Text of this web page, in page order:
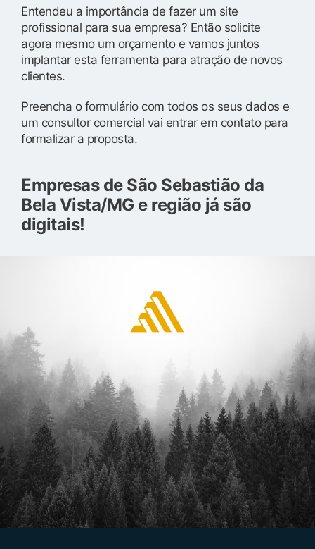
Entendeu a importância de fazer um site
profissional para sua empresa? Então solicite
agora mesmo um orçamento e vamos juntos
implantar esta ferramenta para atração de novos
clientes.
Preencha o formulário com todos os seus dados e
um consultor comercial vai entrar em contato para
formalizar a proposta.
Empresas de São Sebastião da
Bela Vista/MG e região já são
digitais!